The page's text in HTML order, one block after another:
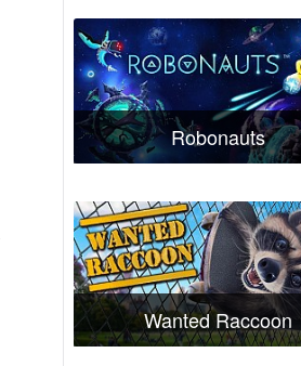
Robonauts
Wanted Raccoon